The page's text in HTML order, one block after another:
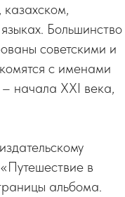
Большинство
советскими и
с именами
– начала ХХI века,
в
альбома.